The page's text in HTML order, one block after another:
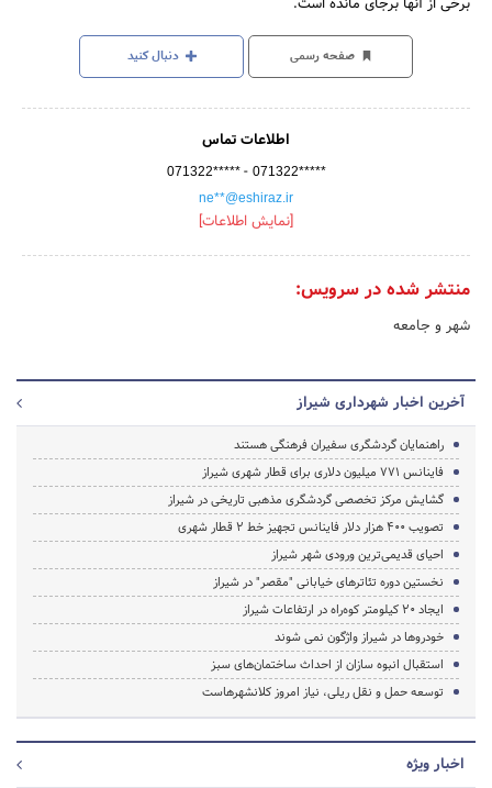
صفحه رسمی دنبال کنید
اطلاعات تماس
071322***** - 071322*****
ne**@eshiraz.ir
[نمایش اطلاعات]
منتشر شده در سرویس:
شهر و جامعه
آخرین اخبار شهرداری شیراز
راهنمایان گردشگری سفیران فرهنگی هستند
فاینانس 771 میلیون دلاری برای قطار شهری شیراز
گشایش مرکز تخصصی گردشگری مذهبی تاریخی در شیراز
تصویب 400 هزار دلار فاینانس تجهیز خط 2 قطار شهری
احیای قدیمی‌ترین ورودی شهر شیراز
نخستین دوره تئاترهای خیابانی "مقصر" در شیراز
ایجاد 20 کیلومتر کوه‌راه در ارتفاعات شیراز
خودروها در شیراز واژگون نمی شوند
استقبال انبوه سازان از احداث ساختمان‌های سبز
توسعه حمل و نقل ریلی، نیاز امروز کلانشهرهاست
اخبار ویژه